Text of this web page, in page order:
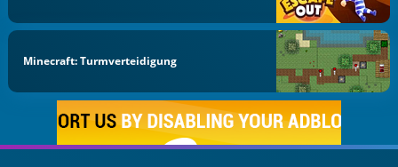
Minecraft: Turmverteidigung